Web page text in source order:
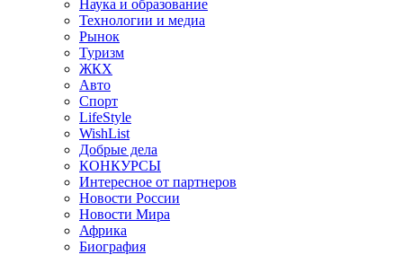
Наука и образование
Технологии и медиа
Рынок
Туризм
ЖКХ
Авто
Спорт
LifeStyle
WishList
Добрые дела
КОНКУРСЫ
Интересное от партнеров
Новости России
Новости Мира
Африка
Биография